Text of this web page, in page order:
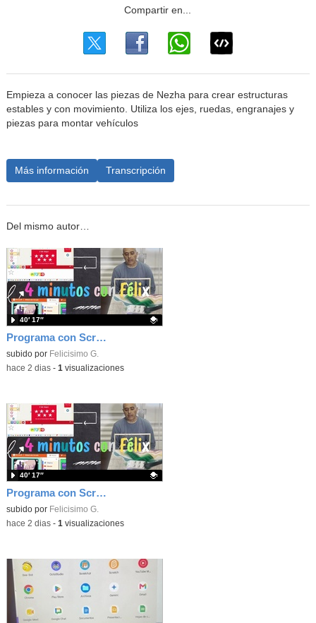
Empieza a conocer las piezas de Nezha para crear estructuras
estables y con movimiento. Utiliza los ejes, ruedas, engranajes y
piezas para montar vehículos
Más información Transcripción
Del mismo autor…
Programa con Scratch, 8 diferentes juegos para vivir la emoción de los partidos de España en el mundial 2026
Contenido educativo.
subido por Felicisimo G.
40′ 17″
-hace 2 dias- 1 visualizaciones
Programa con Scratch juegos con los partidos del mundial 2026 ganados por España
Contenido educativo.
subido por Felicisimo G.
40′ 17″
-hace 2 dias- 1 visualizaciones